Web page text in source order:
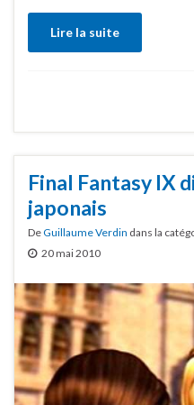
Lire la suite
Final Fantasy IX
japonais
DeGuillaume Verdin dans la
20 mai 2010